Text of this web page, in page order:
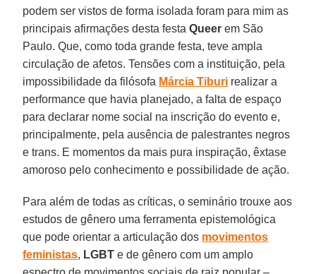
podem ser vistos de forma isolada foram para mim as
principais afirmações desta festaQueer em São
Paulo. Que, como toda grande festa, teve ampla
circulação de afetos. Tensões com a instituição, pela
impossibilidade da filósofa Márcia Tiburi realizar a
performance que havia planejado, a falta de espaço
para declarar nome social na inscrição do evento e,
principalmente, pela ausência de palestrantes negros
e trans. E momentos da mais pura inspiração, êxtase
amoroso pelo conhecimento e possibilidade de ação.
Para além de todas as críticas, o seminário trouxe aos
estudos de gênero uma ferramenta epistemológica
que pode orientar a articulação dos movimentos
feministas, LGBT e de gênero com um amplo